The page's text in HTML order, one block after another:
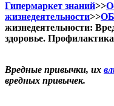
Гипермаркет знаний>>
жизнедеятельности>>
жизнедеятельности:
здоровье.
Вредные привычки, их
вредных привычек.